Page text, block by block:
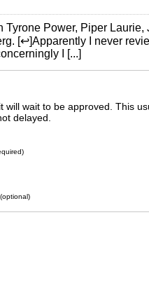
Tyrone Power, Piper Laurie,
[↩]Apparently I never
I [...]
will wait to be approved. This
delayed.